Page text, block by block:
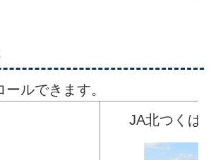
ルできます。
JA北つくば